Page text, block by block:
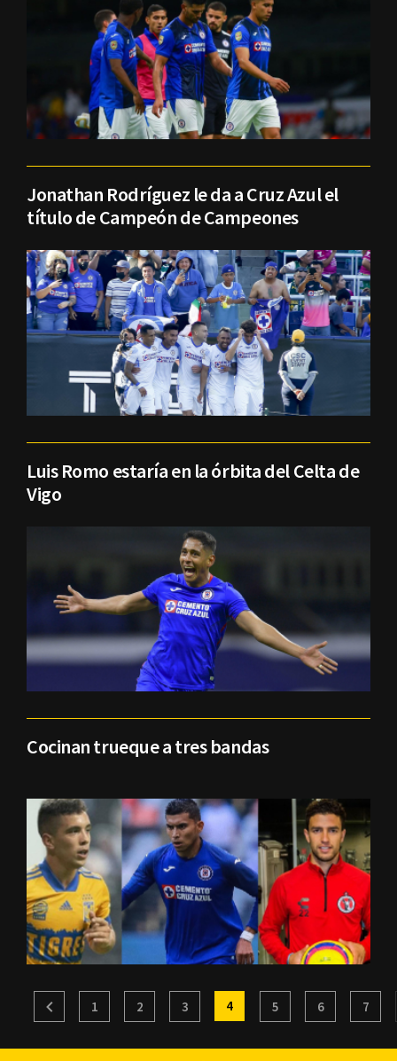
Jonathan Rodríguez le da a Cruz Azul el
título de Campeón de Campeones
Luis Romo estaría en la órbita del Celta de
Vigo
Cocinan trueque a tres bandas
1 2 3 4 5 6 7